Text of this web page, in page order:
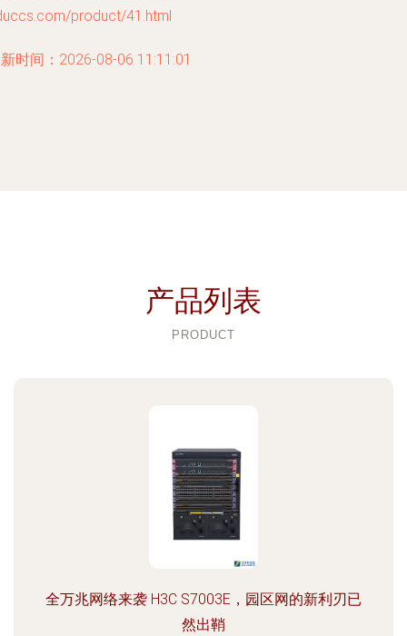
product/41.html
时间：2026-08-06 11:11:01
产品列表
PRODUCT
全万兆网络来袭 H3C S7003E，园区网的新利刃已
然出鞘